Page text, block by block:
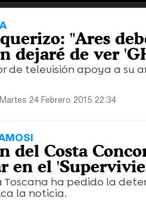
"Ares
dejaré de ver
de televisión apoya a su
Martes 24 Febrero 2015 22:34
del Costa
en el
Toscana ha pedido la
la noticia.